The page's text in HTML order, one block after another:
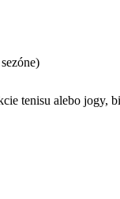
tenisu alebo jogy,